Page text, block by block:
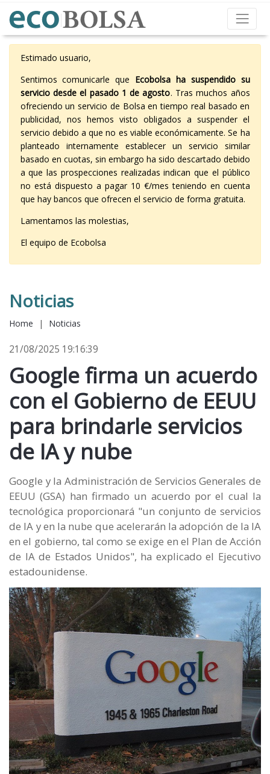
Estimado usuario,
Sentimos comunicarle que Ecobolsa ha suspendido su
servicio desde el pasado 1 de agosto. Tras muchos años
ofreciendo un servicio de Bolsa en tiempo real basado en
publicidad, nos hemos visto obligados a suspender el
servicio debido a que no es viable económicamente. Se ha
planteado internamente establecer un servicio similar
basado en cuotas, sin embargo ha sido descartado debido
a que las prospecciones realizadas indican que el público
no está dispuesto a pagar 10 €/mes teniendo en cuenta
que hay bancos que ofrecen el servicio de forma gratuita.
Lamentamos las molestias,
El equipo de Ecobolsa
Noticias
Home | Noticias
21/08/2025 19:16:39
Google firma un acuerdo
con el Gobierno de EEUU
para brindarle servicios
de IA y nube
Google y la Administración de Servicios Generales de
EEUU (GSA) han firmado un acuerdo por el cual la
tecnológica proporcionará "un conjunto de servicios
de IA y en la nube que acelerarán la adopción de la IA
en el gobierno, tal como se exige en el Plan de Acción
de IA de Estados Unidos", ha explicado el Ejecutivo
estadounidense.